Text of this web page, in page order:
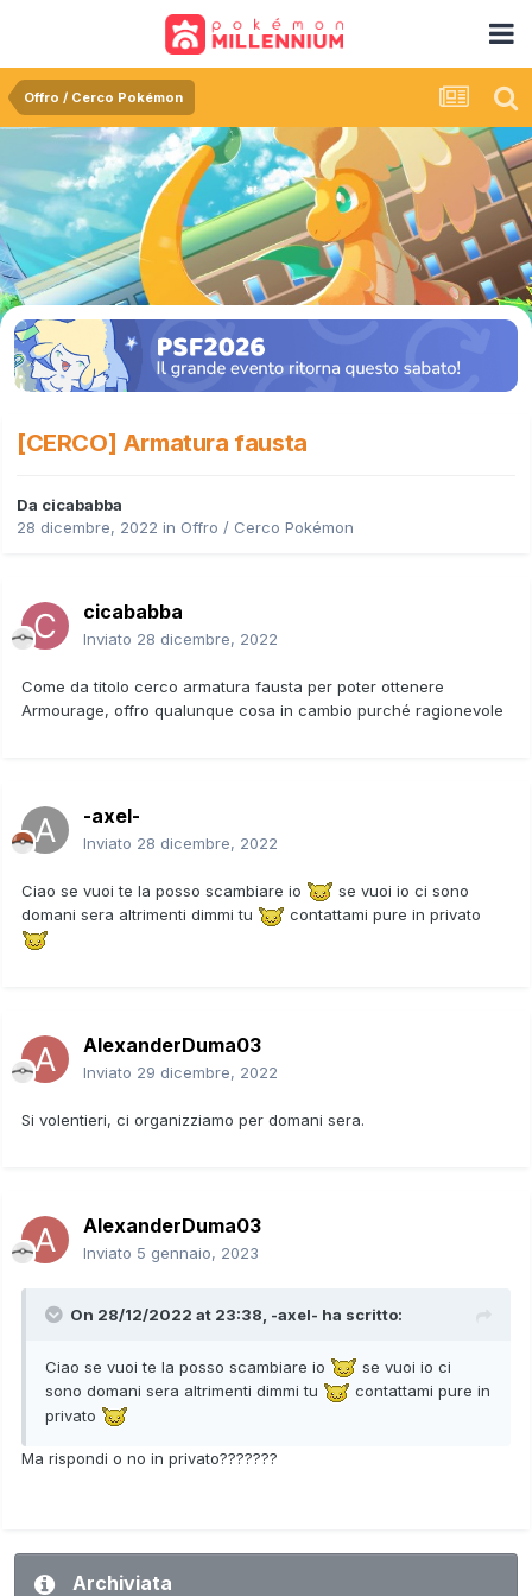
Offro / Cerco Pokémon
[CERCO] Armatura fausta
Da cicababba
28 dicembre, 2022 in Offro / Cerco Pokémon
cicababba
Inviato 28 dicembre, 2022
Come da titolo cerco armatura fausta per poter ottenere
Armourage, offro qualunque cosa in cambio purché ragionevole
-axel-
Inviato 28 dicembre, 2022
Ciao se vuoi te la posso scambiare io
se vuoi io ci sono
domani sera altrimenti dimmi tu
contattami pure in privato
AlexanderDuma03
Inviato 29 dicembre, 2022
Si volentieri, ci organizziamo per domani sera.
AlexanderDuma03
Inviato 5 gennaio, 2023
On 28/12/2022 at 23:38, -axel- ha scritto:
Ciao se vuoi te la posso scambiare io
se vuoi io ci
sono domani sera altrimenti dimmi tu
contattami pure in
privato
Ma rispondi o no in privato???????
Archiviata